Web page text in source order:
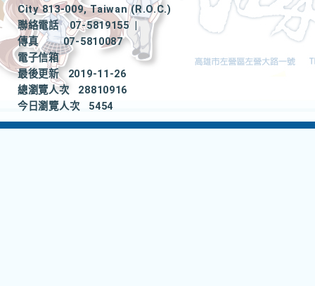
City 813-009, Taiwan (R.O.C.)
聯絡電話
07-5819155
|
傳真
07-5810087
電子信箱
最後更新
2019-11-26
總瀏覽人次
28810916
今日瀏覽人次
5454